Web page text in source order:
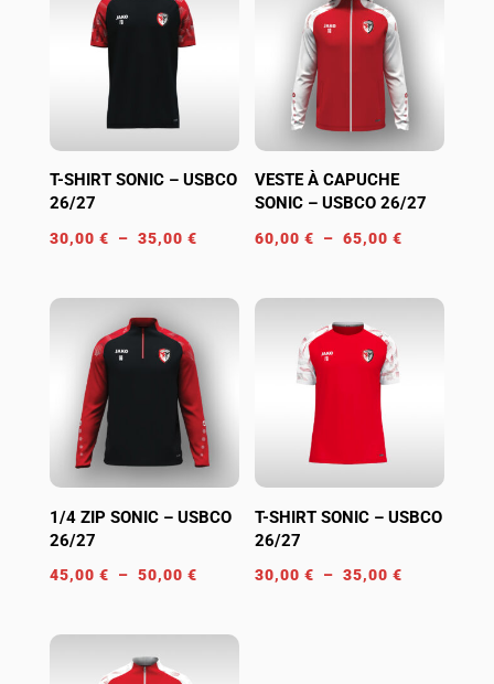
70,00 €
T-SHIRT SONIC – USBCO
26/27
30,00 € – 35,00 €Plage
prix :
35,00 €
VESTE À CAPUCHE
SONIC – USBCO 26/27
60,00€ – 65,00€
prix :
1/4 ZIP SONIC – USBCO
26/27
45,00 € – 50,00 €Plage
prix :
T-SHIRT SONIC – USBCO
26/27
30,00€ – 35,00€